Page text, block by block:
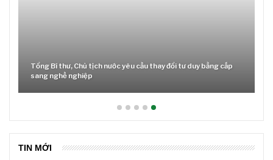
Tổng Bí thư, Chủ tịch nước yêu cầu thay đổi tư duy bằng cấp
sang nghề nghiệp
TIN MỚI